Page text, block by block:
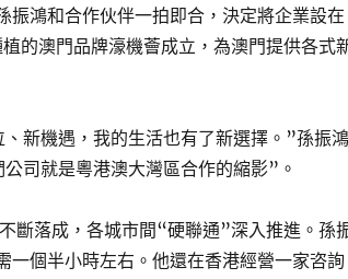
振鴻和合作伙伴一拍即合，決定將企業設在
的澳門品牌濠機薈成立，為澳門提供各式
新機遇，我的生活也有了新選擇。”孫振鴻
司就是粵港澳大灣區合作的縮影”。
斷落成，各城市間“硬聯通”深入推進。孫
一個半小時左右。他還在香港經營一家咨詢